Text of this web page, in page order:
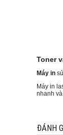
Toner
Máy in
Máy in
nhanh
ĐÁNH